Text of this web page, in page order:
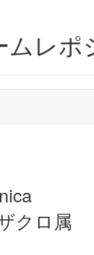
ムレポ
クロ属